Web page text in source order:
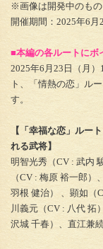
※画像は開発中のも
開催期間：2025年6
■本編の各ルートにボ
2025年6月23日（月
ト、「情熱の恋」ル
す。
【「幸福な恋」ルー
れる武将】
明智光秀（CV : 武内
（CV : 梅原 裕一郎
羽根 健治） 、顕如（
川義元（CV : 八代 拓
沢城 千春）、直江兼